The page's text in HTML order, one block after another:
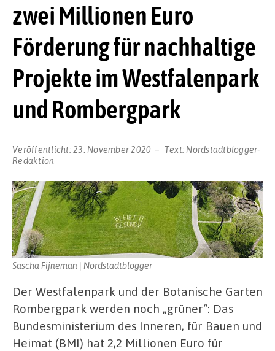
zwei Millionen Euro
Förderung für nachhaltige
Projekte im Westfalenpark
und Rombergpark
Veröffentlicht:23. November 2020 Text: Nordstadtblogger-
Redaktion
Sascha Fijneman | Nordstadtblogger
Der Westfalenpark und der Botanische Garten
Rombergpark werden noch „grüner“: Das
Bundesministerium des Inneren, für Bauen und
Heimat (BMI) hat 2,2 Millionen Euro für